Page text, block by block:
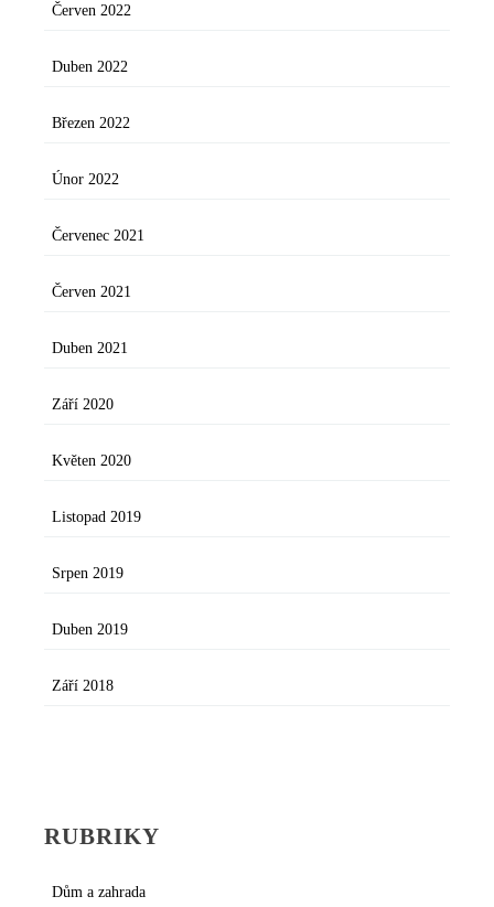
Červen 2022
Duben 2022
Březen 2022
Únor 2022
Červenec 2021
Červen 2021
Duben 2021
Září 2020
Květen 2020
Listopad 2019
Srpen 2019
Duben 2019
Září 2018
RUBRIKY
Dům a zahrada